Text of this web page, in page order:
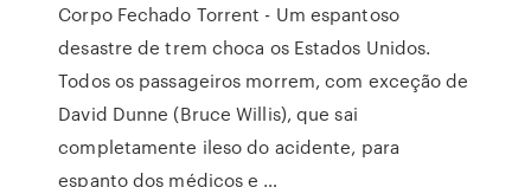
Corpo Fechado Torrent - Um espantoso
desastre de trem choca os Estados Unidos.
Todos os passageiros morrem, com exceção de
David Dunne (Bruce Willis), que sai
completamente ileso do acidente, para
espanto dos médicos e …